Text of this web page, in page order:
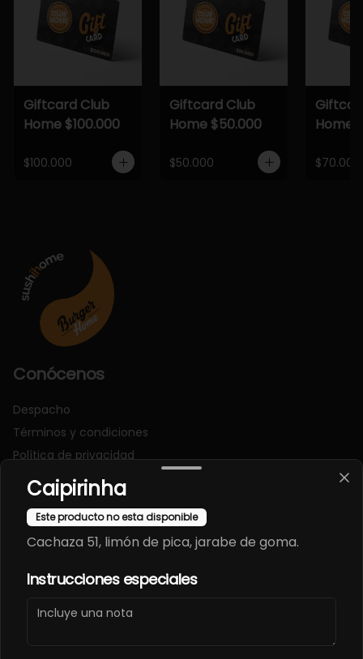
Giftcard Club
Home $100.000
$100.000
Giftcard Club
Home $50.000
$50.000
Home
$70.000
Conócenos
Despacho
Términos y condiciones
Política de privacidad
Redes sociales
Instagram
Facebook
Mi cuenta
Caipirinha
Este producto no esta disponible
Cachaza 51, limón de pica, jarabe de goma.
Instrucciones especiales